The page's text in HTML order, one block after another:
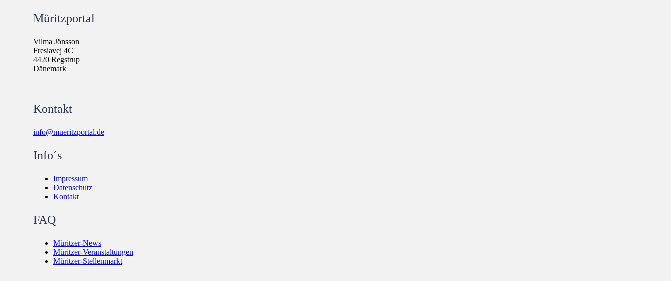
Müritzportal
Vilma Jönsson
Fresiavej 4C
4420 Regstrup
Dänemark
Kontakt
info@mueritzportal.de
Info´s
Impressum
Datenschutz
Kontakt
FAQ
Müritzer-News
Müritzer-Veranstaltungen
Müritzer-Stellenmarkt